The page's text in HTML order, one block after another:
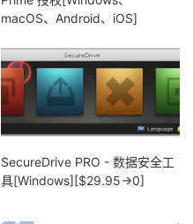
macOS、Android、iOS]
SecureDrive PRO - 数据安全工
具[Windows][$29.95→0]